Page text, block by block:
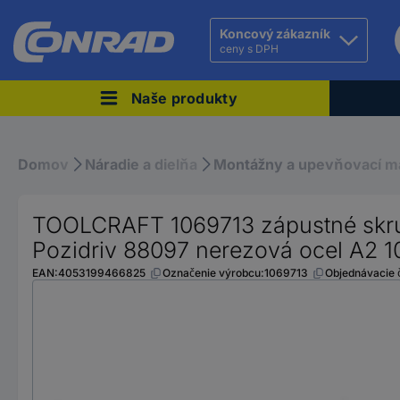
Conrad
Koncový zákazník
ceny s DPH
Naše produkty
Domov Náradie a dielňa Montážny a upevňovací
TOOLCRAFT 1069713 zápustné
Pozidriv 88097 nerezová ocel A2
EAN:4053199466825 Označenie výrobcu:1069713 Objednávacie